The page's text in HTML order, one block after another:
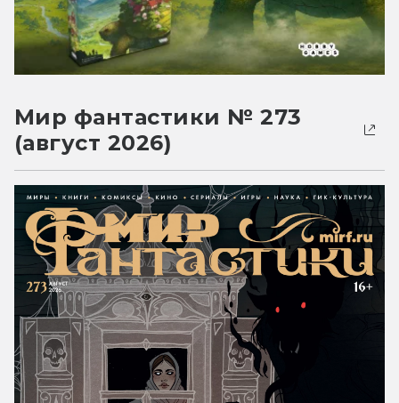
Мир фантастики № 273
(август 2026)